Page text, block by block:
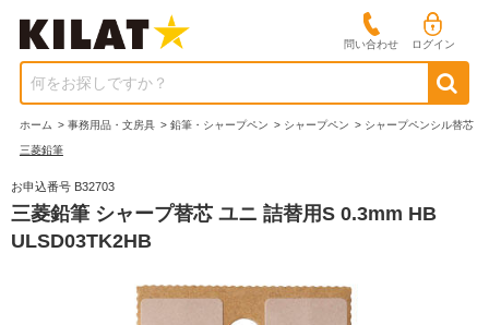
問い合わせ ログイン
何をお探しですか？
ホーム > 事務用品・文房具 > 鉛筆・シャープペン > シャープペン > シャープペンシル替芯
三菱鉛筆
お申込番号 B32703
三菱鉛筆 シャープ替芯 ユニ 詰替用S 0.3mm HB
ULSD03TK2HB